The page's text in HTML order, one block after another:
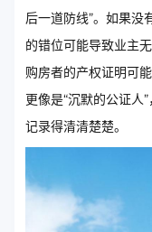
后一道防线”。如果没
的错位可能导致业主
购房者的产权证明可
更像是“沉默的公证人
记录得清清楚楚。